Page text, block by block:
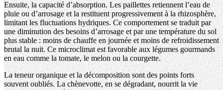
Ensuite, la capacité d’absorption. Les paillettes retiennent l’eau de
pluie ou d’arrosage et la restituent progressivement à la rhizosphère,
limitant les fluctuations hydriques. Ce comportement se traduit par
une diminution des besoins d’arrosage et par une température du sol
plus stable : moins de chauffe en journée et moins de refroidissement
brutal la nuit. Ce microclimat est favorable aux légumes gourmands
en eau comme la tomate, le melon ou la courgette.
La teneur organique et la décomposition sont des points forts
souvent oubliés. La chènevotte, en se dégradant, nourrit la vie